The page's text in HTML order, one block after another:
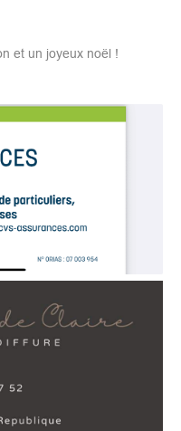
et un joyeux noël !